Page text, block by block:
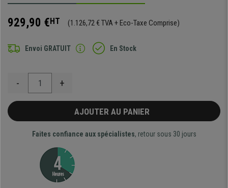
929,90 €HT (1.126,72 € TVA + Eco-Taxe Comprise)
Envoi GRATUIT En Stock
- +
AJOUTER AU PANIER
Faites confiance aux spécialistes, retour sous 30 jours